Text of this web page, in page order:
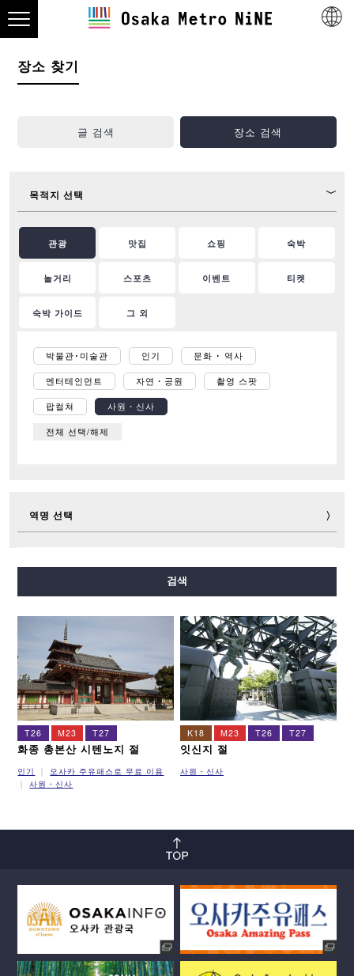
장소 찾기
글 검색 장소 검색
목적지 선택
관광 맛집 쇼핑 숙박
놀거리 스포츠 이벤트 티켓
숙박 가이드 그 외
박물관･미술관 인기 문화 ･ 역사
엔터테인먼트 자연・공원 촬영 스팟
팝컬쳐 사원・신사
전체 선택/해제
역명 선택
사카이스지선
이마자토스지선 뉴트램
검색
T26 M23 T27
화종 총본산 시텐노지 절
인기
오사카 주유패스로 무료 이용
사원・신사
K18 M23 T26 T27
잇신지 절
사원・신사